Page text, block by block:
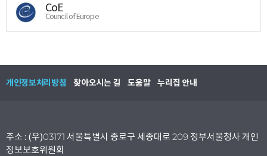
CoE
Council of Europe
개인정보처리방침 찾아오시는 길 도움말 누리집 안내
주소 : (우)03171 서울특별시 종로구 세종대로 209 정부서울청사 개인
정보보호위원회